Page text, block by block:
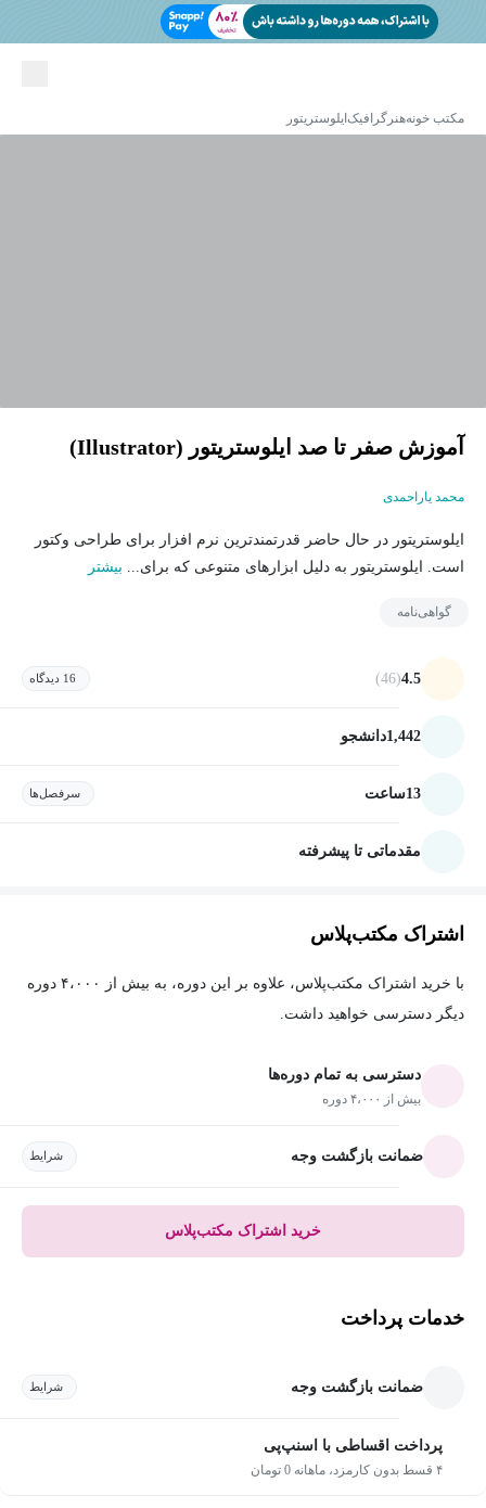
مکتب خونههنر گرافیک ایلوستریتور
آموزش صفر تا صد ایلوستریتور (Illustrator)
محمد یاراحمدی
ایلوستریتور در حال حاضر قدرتمندترین نرم افزار برای طراحی وکتور
است. ایلوستریتور به دلیل ابزارهای متنوعی که برای... بیشتر
گواهی‌نامه
4.5
(46) 16 دیدگاه
1,442دانشجو
13ساعت سرفصل‌ها
مقدماتی تا پیشرفته
اشتراک مکتب‌پلاس
با خرید اشتراک مکتب‌پلاس، علاوه بر این دوره، به بیش از ۴،۰۰۰ دوره
دیگر دسترسی خواهید داشت.
دسترسی به تمام دوره‌ها
بیش از ۴،۰۰۰ دوره
ضمانت بازگشت وجه شرایط
خرید اشتراک مکتب‌پلاس
خدمات پرداخت
ضمانت بازگشت وجه شرایط
پرداخت اقساطی با اسنپ‌پی
۴ قسط بدون کارمزد، ماهانه 0 تومان